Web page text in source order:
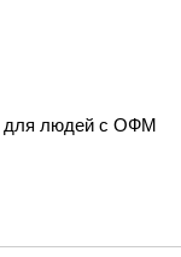
для людей с ОФМ